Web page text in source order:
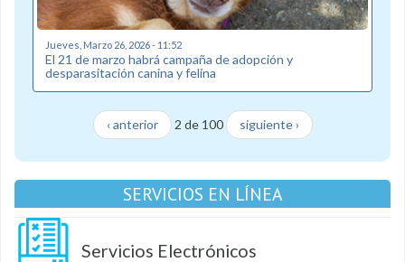
Jueves, Marzo 26, 2026 - 11:52
El 21 de marzo habrá campaña de adopción y
desparasitación canina y felina
‹ anterior 2 de 100 siguiente ›
SERVICIOS EN LÍNEA
Servicios Electrónicos